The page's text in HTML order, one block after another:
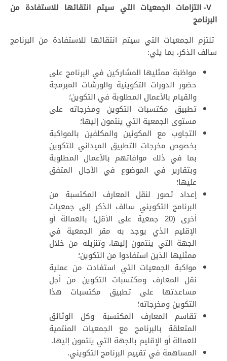
V- التزامات الجمعيات التي سيتم انتقائها للاستفادة من
البرنامج
تلتزم الجمعيات التي سيتم انتقائها للاستفادة من البرنامج
سالف الذكر، بما يلي:
مواظبة ممثليها المشاركين في البرنامج على
حضور الدورات التكوينية والورشات المبرمجة
والقيام بالأعمال المطلوبة في التكوين؛
تطبيق مكتسبات التكوين ومخرجاته على
مستوى الجمعية التي ينتمون إليها؛
التجاوب مع المكونين والمكلفين بالمواكبة
بخصوص مخرجات التطبيق الميداني للتكوين
بما في ذلك موافاتهم بالأعمال المطلوبة
وبتقارير في الموضوع في الآجال المتفق
عليها؛
إعداد تصور لنقل المعارف المكتسبة من
البرنامج التكويني سالف الذكر إلى جمعيات
أخرى (20 جمعية على الأقل) بالعمالة أو
الإقليم الذي يوجد به مقر الجمعية في
الجهة التي ينتمون إليها، وتنزيله من خلال
ممثليها الذين استفادوا من التكوين؛
مواكبة الجمعيات التي استفادت من عملية
نقل المعارف ومكتسبات التكوين من أجل
مساعدتها على تطبيق مكتسبات هذا
التكوين ومخرجاته؛
تقاسم المعارف المكتسبة وكل الوثائق
المتعلقة بالبرنامج مع الجمعيات المنتمية
للعمالة أو الإقليم بالجهة التي ينتمون إليها.
المساهمة في تقييم البرنامج التكويني.